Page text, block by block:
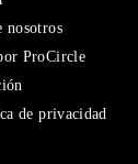
nosotros
ProCircle
de privacidad